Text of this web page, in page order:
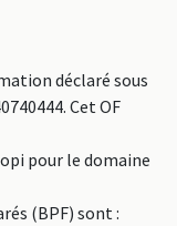
déclaré sous
Cet OF
pour le domaine
(BPF) sont :